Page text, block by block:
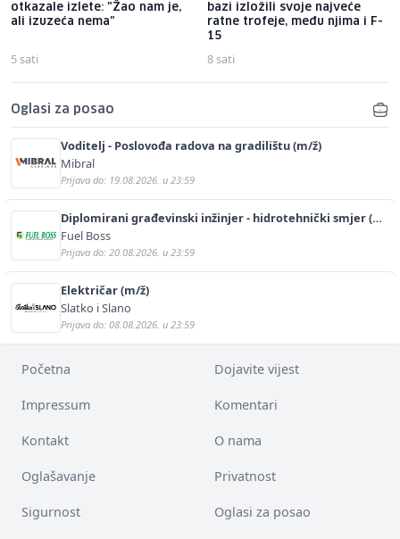
otkazale izlete: "Žao nam je,
ali izuzeća nema"
5 sati
bazi izložili svoje najveće
ratne trofeje, među njima i F-
15
8 sati
Oglasi za posao
Voditelj - Poslovođa radova na gradilištu (m/ž)
Mibral
Prijava do: 19.08.2026. u 23:59
Diplomirani građevinski inžinjer - hidrotehnički smjer (m/
ž)
Fuel Boss
Prijava do: 20.08.2026. u 23:59
Električar (m/ž)
Slatko i Slano
Prijava do: 08.08.2026. u 23:59
Početna Dojavite vijest
Impressum Komentari
Kontakt O nama
Oglašavanje Privatnost
Sigurnost Oglasi za posao